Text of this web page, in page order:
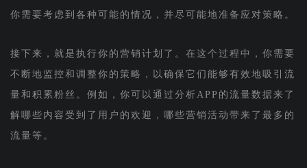
你需要考虑到各种可能的情况，并尽可能地准备应对策略。
接下来，就是执行你的营销计划了。在这个过程中，你需要
不断地监控和调整你的策略，以确保它们能够有效地吸引流
量和积累粉丝。例如，你可以通过分析APP的流量数据来了
解哪些内容受到了用户的欢迎，哪些营销活动带来了最多的
流量等。